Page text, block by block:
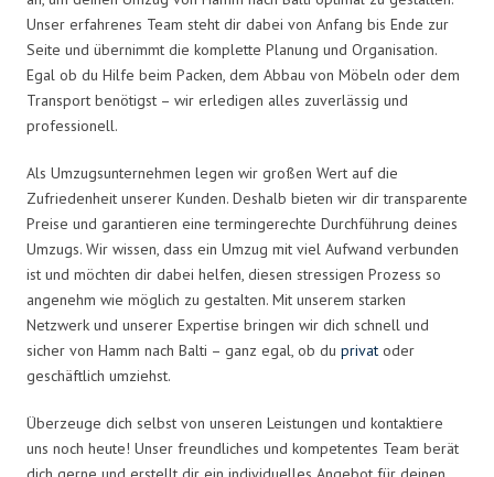
Unser erfahrenes Team steht dir dabei von Anfang bis Ende zur
Seite und übernimmt die komplette Planung und Organisation.
Egal ob du Hilfe beim Packen, dem Abbau von Möbeln oder dem
Transport benötigst – wir erledigen alles zuverlässig und
professionell.
Als Umzugsunternehmen legen wir großen Wert auf die
Zufriedenheit unserer Kunden. Deshalb bieten wir dir transparente
Preise und garantieren eine termingerechte Durchführung deines
Umzugs. Wir wissen, dass ein Umzug mit viel Aufwand verbunden
ist und möchten dir dabei helfen, diesen stressigen Prozess so
angenehm wie möglich zu gestalten. Mit unserem starken
Netzwerk und unserer Expertise bringen wir dich schnell und
sicher von Hamm nach Balti – ganz egal, ob du privat oder
geschäftlich umziehst.
Überzeuge dich selbst von unseren Leistungen und kontaktiere
uns noch heute! Unser freundliches und kompetentes Team berät